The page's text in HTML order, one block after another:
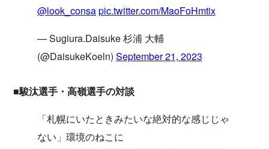
@look_consapic.twitter.com/MaoFoHmtix
— Sugiura.Daisuke 杉浦 大輔
(@DaisukeKoeln) September 21, 2023
■駿汰選手・高嶺選手の対談
「札幌にいたときみたいな絶対的な感じじゃ
ない」環境のねこに